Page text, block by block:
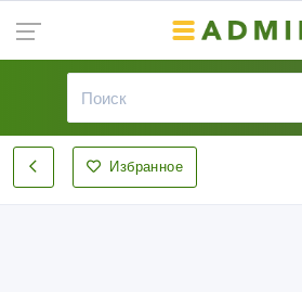
Избранное